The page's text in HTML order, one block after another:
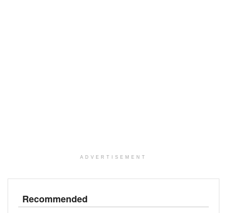
ADVERTISEMENT
Recommended